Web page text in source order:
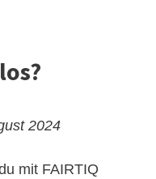
2024
mit FAIRTIQ